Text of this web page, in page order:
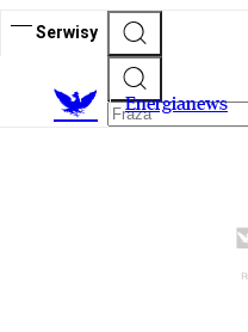
Serwisy
Energianews